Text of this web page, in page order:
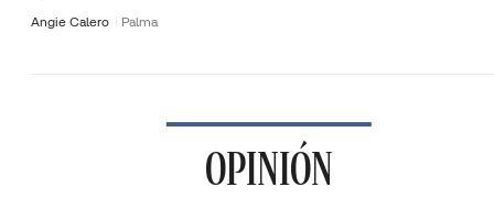
Angie Calero Palma
OPINIÓN